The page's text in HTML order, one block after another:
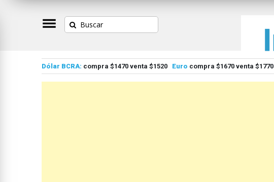
Dólar BCRA: compra $1470 venta $1520 Euro compra $1670 venta $1770